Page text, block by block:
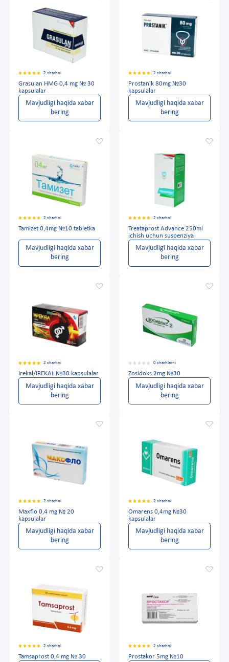
2 sharhni
Grasulan HMG 0,4 mg № 30
kapsulalar
Mavjudligi haqida xabar
bering
2 sharhni
Prostanik 80mg №30
kapsulalar
Mavjudligi haqida xabar
bering
2 sharhni
Tamizet 0,4mg №10 tabletka
Mavjudligi haqida xabar
bering
2 sharhni
Treataprost Advance 250ml
ichish uchun suspenziya
Mavjudligi haqida xabar
bering
2 sharhni
Irekal/IREKAL №30 kapsulalar
Mavjudligi haqida xabar
bering
0 sharhlarni
Zosidoks 2mg №30
Mavjudligi haqida xabar
bering
2 sharhni
Maxflo 0,4 mg № 20
kapsulalar
Mavjudligi haqida xabar
bering
2 sharhni
Omarens 0,4mg №30
kapsulalar
Mavjudligi haqida xabar
bering
2 sharhni
Tamsaprost 0,4 mg № 30
2 sharhni
Prostakor 5mg №10